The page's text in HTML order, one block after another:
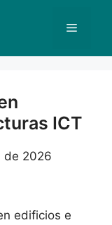
Menú
ICT
de 2026
edificios e